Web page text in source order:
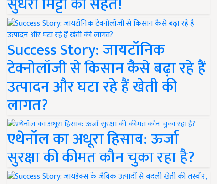
Success Story: जायटॉनिक
टेक्नोलॉजी से किसान कैसे बढ़ा रहे हैं
उत्पादन और घटा रहे हैं खेती की
लागत?
एथेनॉल का अधूरा हिसाब: ऊर्जा
सुरक्षा की कीमत कौन चुका रहा है?